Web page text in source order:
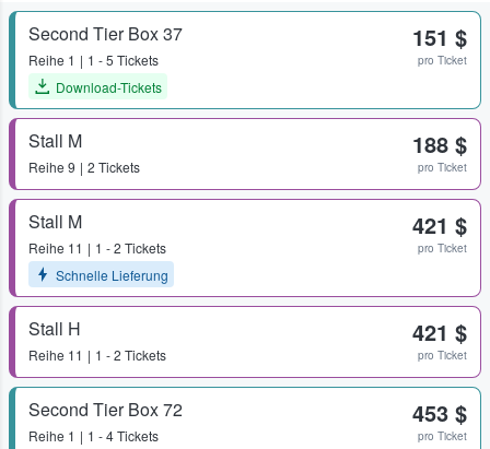
Second Tier Box 37
Reihe 1
1 - 5 Tickets
Download-Tickets
151 $
pro Ticket
Stall M
Reihe 9 2 Tickets
188 $
pro Ticket
Stall M
Reihe 11
1 - 2 Tickets
Schnelle Lieferung
421 $
pro Ticket
Stall H
Reihe 11 1 - 2 Tickets
421 $
pro Ticket
Second Tier Box 72
Reihe 1
1 - 4 Tickets
453 $
pro Ticket